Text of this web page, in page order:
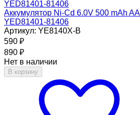
Аккумулятор Ni-Cd 6.0V 500 mAh
YED81401-81406
Артикул: YE8140Х-B
590 ₽
890 ₽
Нет в наличии
В корзину